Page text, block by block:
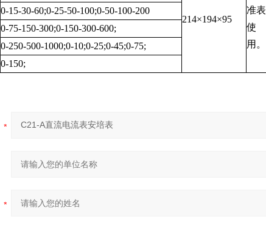
准表
使
用。
214×194×95
0-15-30-60;0-25-50-100;0-50-100-200
0-75-150-300;0-150-300-600;
0-250-500-1000;0-10;0-25;0-45;0-75;
0-150;